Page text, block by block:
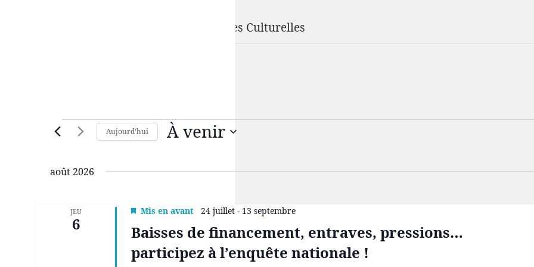
Union Fédérale d'Intervention des Structures Culturelles
ÉvènementsAujourd’hui À venir
une
août 2026
JEU
6
Baisses de financement, entraves, pressions…
participez à l’enquête nationale !
Mis en avant 24 juillet- 13 septembre